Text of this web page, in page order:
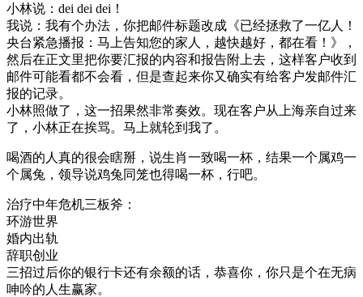
小林说：dei dei dei！
我说：我有个办法，你把邮件标题改成《已经拯救了一亿人！
央台紧急播报：马上告知您的家人，越快越好，都在看！》，
然后在正文里把你要汇报的内容和报告附上去，这样客户收到
邮件可能看都不会看，但是查起来你又确实有给客户发邮件汇
报的记录。
小林照做了，这一招果然非常奏效。现在客户从上海亲自过来
了，小林正在挨骂。马上就轮到我了。
喝酒的人真的很会瞎掰，说生肖一致喝一杯，结果一个属鸡一
个属兔，领导说鸡兔同笼也得喝一杯，行吧。 ​​​​
治疗中年危机三板斧：
环游世界
婚内出轨
辞职创业
三招过后你的银行卡还有余额的话，恭喜你，你只是个在无病
呻吟的人生赢家。